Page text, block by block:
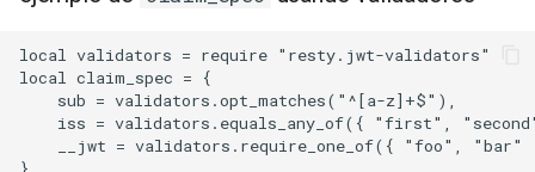
local validators = require "resty.jwt-validators"
local claim_spec = {
    sub = validators.opt_matches("^[a-z]+$"),
iss = validators.equals_any_of({ "first",
__jwt = validators.require_one_of({ "foo", "bar"